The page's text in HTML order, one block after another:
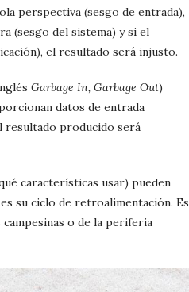
perspectiva (sesgo de entrada),
(sesgo del sistema) y si el
el resultado será injusto.
Garbage In, Garbage Out)
datos de entrada
resultado producido será
características usar) pueden
su ciclo de retroalimentación. Es
o de la periferia